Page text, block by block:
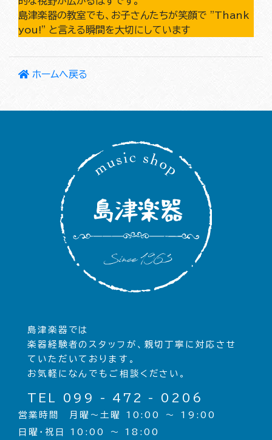
島津楽器の教室でも、お子さんたちが笑顔で "Thank
you!" と言える瞬間を大切にしています
ホームへ戻る
島津楽器では
楽器経験者のスタッフが、親切丁寧に対応させ
ていただいております。
お気軽になんでもご相談ください。
TEL 099 - 472 - 0206
営業時間 月曜〜土曜 10:00 〜 19:00
日曜・祝日 10:00 〜 18:00